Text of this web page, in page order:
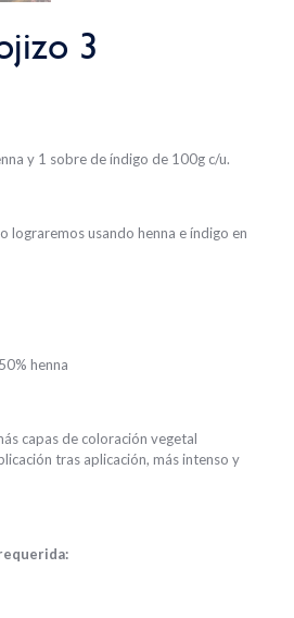
3
y 1 sobre de índigo de 100g c/u.
lograremos usando henna e índigo en
henna
capas de coloración vegetal
tras aplicación, más intenso y